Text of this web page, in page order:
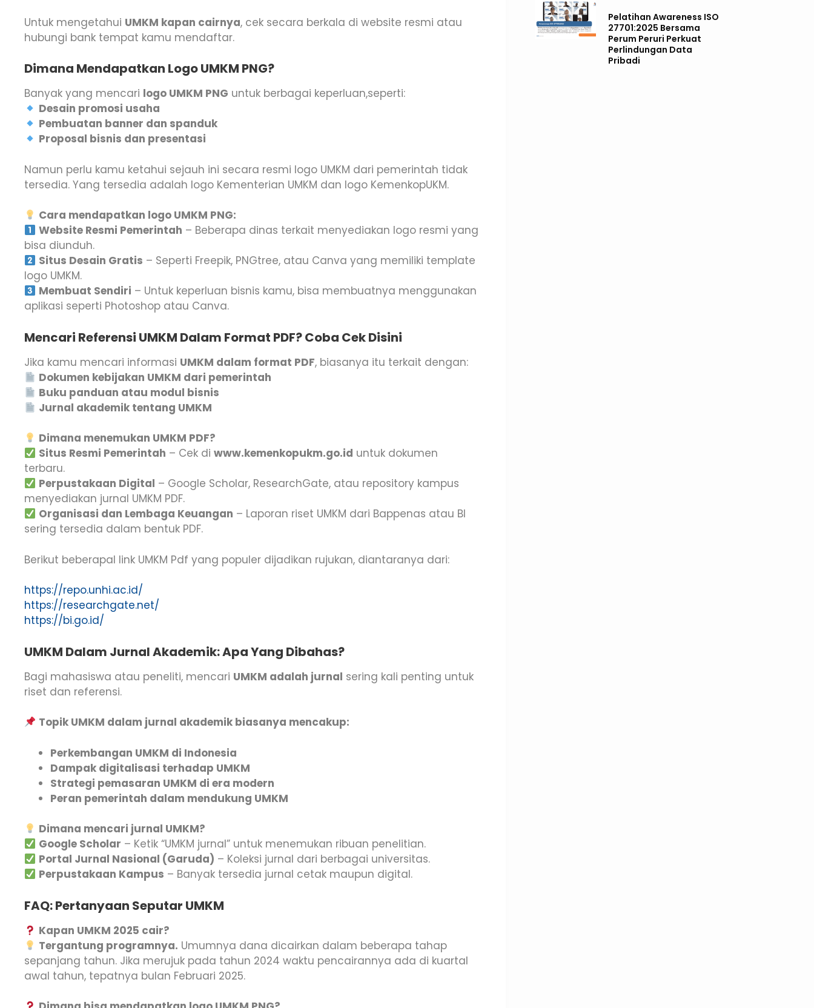
Untuk mengetahui UMKM kapan cairnya, cek secara berkala di website resmi atau
hubungi bank tempat kamu mendaftar.
Dimana Mendapatkan Logo UMKM PNG?
Banyak yang mencari logo UMKM PNG untuk berbagai keperluan,seperti:
Desain promosi usaha
Pembuatan banner dan spanduk
Proposal bisnis dan presentasi
Namun perlu kamu ketahui sejauh ini secara resmi logo UMKM dari pemerintah tidak
tersedia. Yang tersedia adalah logo Kementerian UMKM dan logo KemenkopUKM.
Cara mendapatkan logo UMKM PNG:
Website Resmi Pemerintah – Beberapa dinas terkait menyediakan logo resmi yang
bisa diunduh.
Situs Desain Gratis – Seperti Freepik, PNGtree, atau Canva yang memiliki template
logo UMKM.
Membuat Sendiri – Untuk keperluan bisnis kamu, bisa membuatnya menggunakan
aplikasi seperti Photoshop atau Canva.
Mencari Referensi UMKM Dalam Format PDF? Coba Cek Disini
Jika kamu mencari informasi UMKM dalam format PDF, biasanya itu terkait dengan:
Dokumen kebijakan UMKM dari pemerintah
Buku panduan atau modul bisnis
Jurnal akademik tentang UMKM
Dimana menemukan UMKM PDF?
Situs Resmi Pemerintah – Cek diwww.kemenkopukm.go.id untuk dokumen
terbaru.
Perpustakaan Digital – Google Scholar, ResearchGate, atau repository kampus
menyediakan jurnal UMKM PDF.
Organisasi dan Lembaga Keuangan – Laporan riset UMKM dari Bappenas atau BI
sering tersedia dalam bentuk PDF.
Berikut beberapal link UMKM Pdf yang populer dijadikan rujukan, diantaranya dari:
https://repo.unhi.ac.id/
https://researchgate.net/
https://bi.go.id/
UMKM Dalam Jurnal Akademik: Apa Yang Dibahas?
Bagi mahasiswa atau peneliti, mencari UMKM adalah jurnal sering kali penting untuk
riset dan referensi.
Topik UMKM dalam jurnal akademik biasanya mencakup:
Perkembangan UMKM di Indonesia
Dampak digitalisasi terhadap UMKM
Strategi pemasaran UMKM di era modern
Peran pemerintah dalam mendukung UMKM
Dimana mencari jurnal UMKM?
Google Scholar – Ketik “UMKM jurnal” untuk menemukan ribuan penelitian.
Portal Jurnal Nasional (Garuda) – Koleksi jurnal dari berbagai universitas.
Perpustakaan Kampus – Banyak tersedia jurnal cetak maupun digital.
FAQ: Pertanyaan Seputar UMKM
Kapan UMKM 2025 cair?
Tergantung programnya. Umumnya dana dicairkan dalam beberapa tahap
sepanjang tahun. Jika merujuk pada tahun 2024 waktu pencairannya ada di kuartal
awal tahun, tepatnya bulan Februari 2025.
Pelatihan Awareness ISO
27701:2025 Bersama
Perum Peruri Perkuat
Perlindungan Data
Pribadi